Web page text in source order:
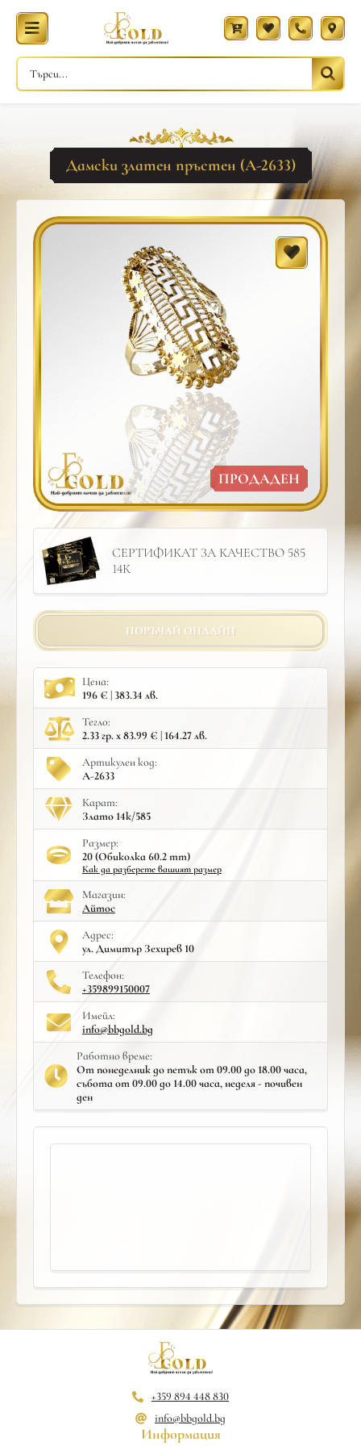
Дамски златен пръстен (A-2633)
ПРОДАДЕН
СЕРТИФИКАТ ЗА КАЧЕСТВО 585
14К
ПОРЪЧАЙ ОНЛАЙН
Цена:
196 € | 383.34 лв.
Тегло:
2.33 гр. x 83.99 € | 164.27 лв.
Артикулен код:
A-2633
Карат:
Злато 14к/585
Размер:
20 (Обиколка 60.2 mm)
Как да разберете вашият размер
Mагазин:
Айтос
Адрес:
ул. Димитър Зехирев 10
Телефон:
+359899150007
Имейл:
info@bbgold.bg
Работно време:
От понеделник до петък от 09.00 до 18.00 часа,
събота от 09.00 до 14.00 часа, неделя - почивен
ден
+359 894 448 830
info@bbgold.bg
Информация